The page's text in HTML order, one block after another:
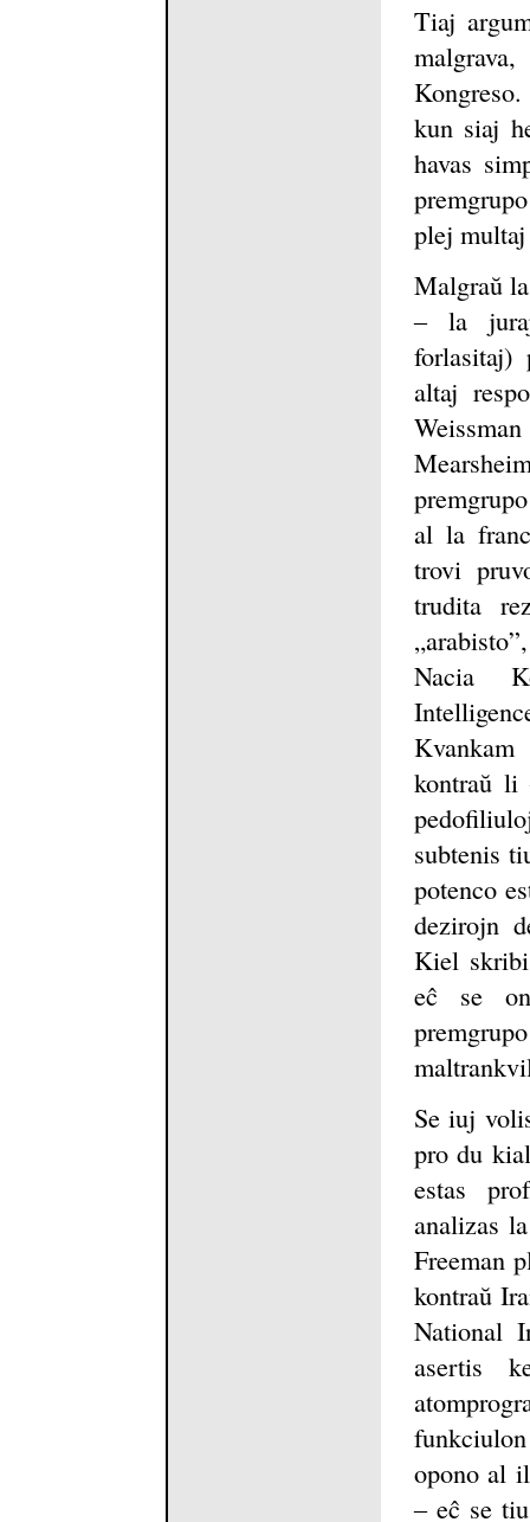
Tiaj
kun siaj
havas
plej
Malgraŭ
‒ la
forlasitaj)
altaj
al la
trovi
trudita
Nacia
kontraŭ
subtenis
potenco
dezirojn
Kiel
eĉ se
Se iuj
pro du
estas
analizas
Freeman
kontraŭ
National
asertis
opono al
‒ eĉ se